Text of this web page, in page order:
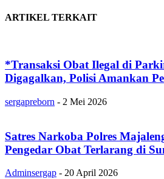
ARTIKEL TERKAIT
*Transaksi Obat Ilegal di
Digagalkan, Polisi Amankan
sergapreborn - 2 Mei 2026
Satres Narkoba Polres
Pengedar Obat Terlarang di
Adminsergap - 20 April 2026